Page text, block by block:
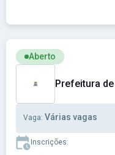
Ver concurso:
Aberto
Prefeitura
Vaga: Várias vagas
Inscrições: